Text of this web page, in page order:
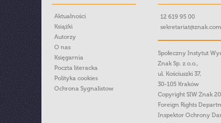
Aktualności
Książki
Autorzy
O nas
Księgarnia
Poczta literacka
Polityka cookies
Ochrona Sygnalistow
12 619 95 00
Społeczny Instytut
Znak Sp. z o.o.,
ul. Kościuszki 37,
30-105 Kraków
Copyright SIW Znak
Foreign Rights
Inspektor Ochrony